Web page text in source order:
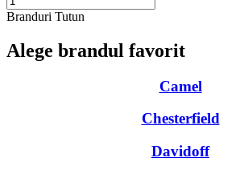
Branduri Tutun
Alege brandul favorit
Camel
Chesterfield
Davidoff